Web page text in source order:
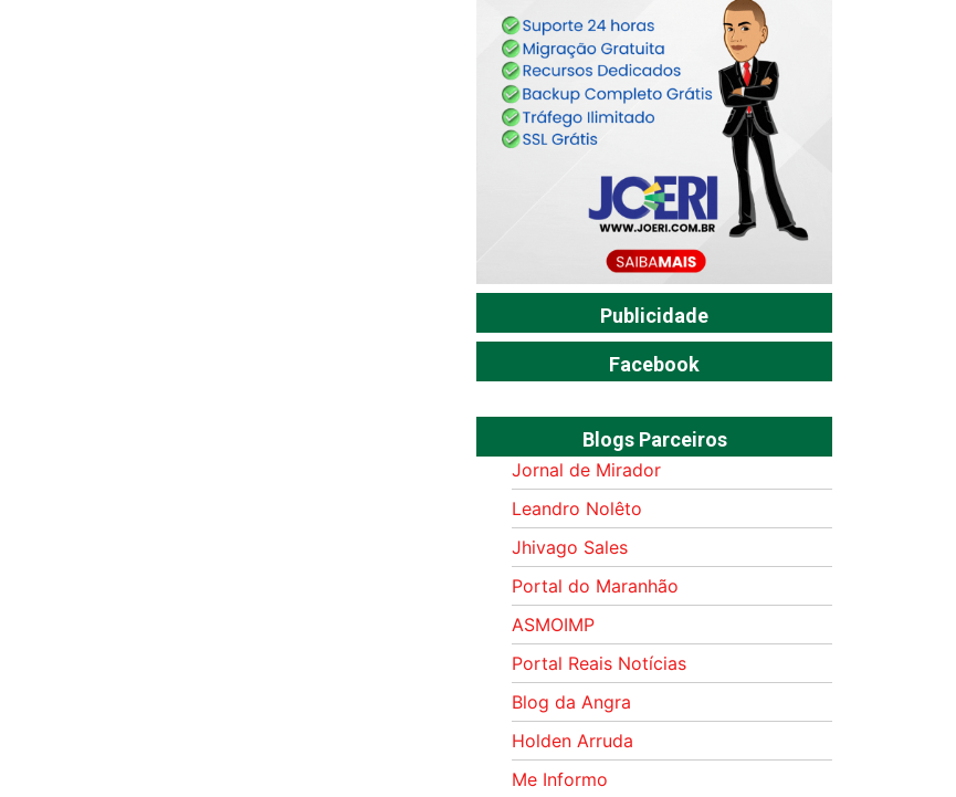
Publicidade
Facebook
Blogs Parceiros
Jornal de Mirador
Leandro Nolêto
Jhivago Sales
Portal do Maranhão
ASMOIMP
Portal Reais Notí­cias
Blog da Angra
Holden Arruda
Me Informo